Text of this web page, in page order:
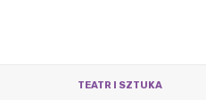
TEATR I SZTUKA